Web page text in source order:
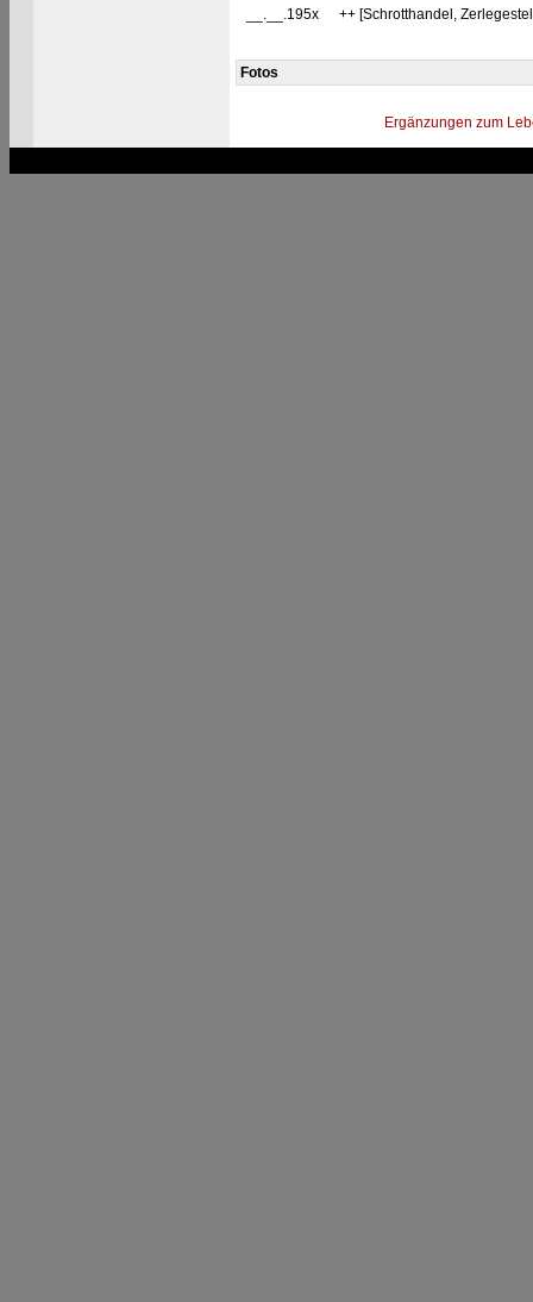
__.__.195x
++ [Schrotthandel,
Fotos
Ergänzungen zum